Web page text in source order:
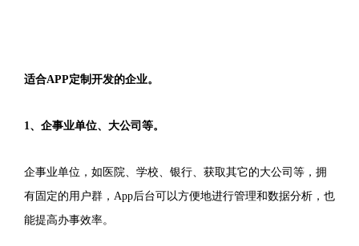
适合APP定制开发的企业。
1、企事业单位、大公司等。
企事业单位，如医院、学校、银行、获取其它的大公司等，拥
有固定的用户群，App后台可以方便地进行管理和数据分析，也
能提高办事效率。